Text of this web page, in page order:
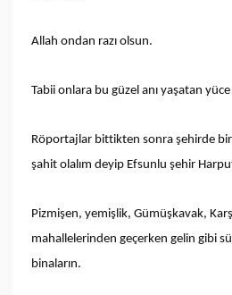
Allah ondan razı olsun.
Tabii onlara bu güzel anı yaşatan
Röportajlar bittikten sonra şehirde
şahit olalım deyip Efsunlu şehir
Pizmişen, yemişlik, Gümüşkavak,
mahallelerinden geçerken gelin gibi
binaların.